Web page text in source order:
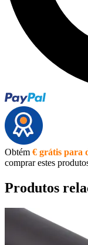
Obtém € grátis para
comprar estes
Produtos